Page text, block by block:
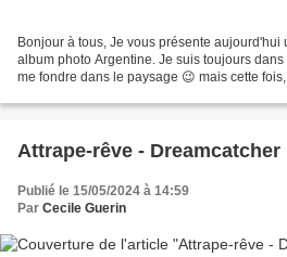
Bonjour à tous, Je vous présente
album photo Argentine. Je suis toujours
me fondre dans le paysage 😉 mais cette
Attrape-rêve - Dreamcatcher
Publié le 15/05/2024 à 14:59
Par Cecile Guerin